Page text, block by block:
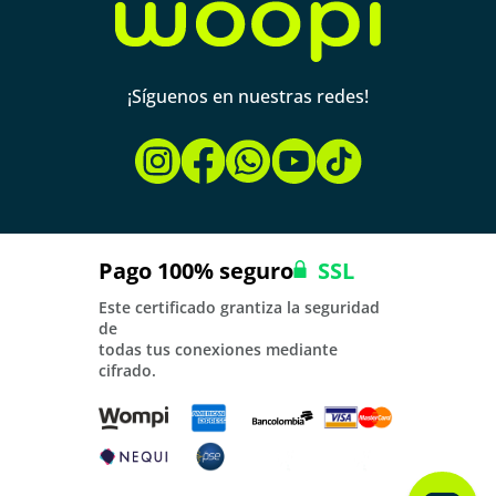
¡Síguenos en nuestras redes!
Pago 100% seguro SSL
Este certificado grantiza la seguridad
de
todas tus conexiones mediante
cifrado.